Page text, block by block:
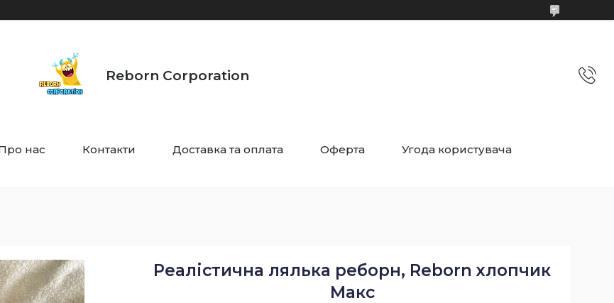
Reborn Corporation
нас Контакти Доставка та оплата Оферта Угода користувача
Реалістична лялька реборн, Reborn хлопчик
Макс